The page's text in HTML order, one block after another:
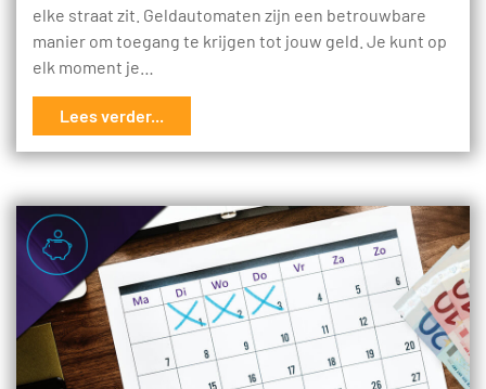
elke straat zit. Geldautomaten zijn een betrouwbare
manier om toegang te krijgen tot jouw geld. Je kunt op
elk moment je…
Lees verder...